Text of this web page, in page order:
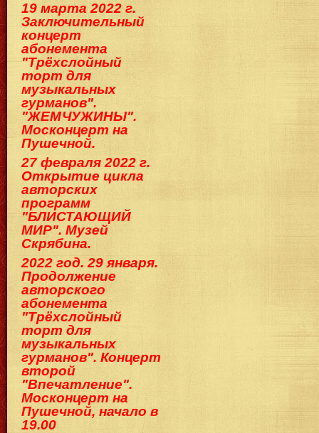
19 марта 2022 г.
Заключительный
концерт
абонемента
"Трёхслойный
торт для
музыкальных
гурманов".
"ЖЕМЧУЖИНЫ".
Москонцерт на
Пушечной.
27 февраля 2022 г.
Открытие цикла
авторских
программ
"БЛИСТАЮЩИЙ
МИР". Музей
Скрябина.
2022 год. 29 января.
Продолжение
авторского
абонемента
"Трёхслойный
торт для
музыкальных
гурманов". Концерт
второй
"Впечатление".
Москонцерт на
Пушечной, начало в
19.00